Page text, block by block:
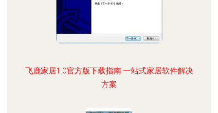
飞鹿家居1.0官方版下载指南 一站式家居软件解决
方案